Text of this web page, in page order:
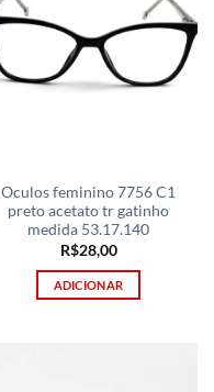
Oculos feminino 7756 C1
preto acetato tr gatinho
medida 53.17.140
R$28,00
ADICIONAR